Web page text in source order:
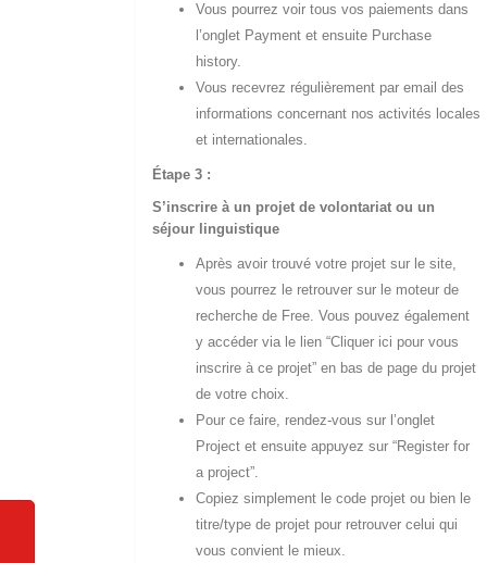
Vous pourrez voir tous vos paiements dans
l’onglet Payment et ensuite Purchase
history.
Vous recevrez régulièrement par email des
informations concernant nos activités locales
et internationales.
Étape 3 :
S’inscrire à un projet de volontariat ou un
séjour linguistique
Après avoir trouvé votre projet sur le site,
vous pourrez le retrouver sur le moteur de
recherche de Free. Vous pouvez également
y accéder via le lien “Cliquer ici pour vous
inscrire à ce projet” en bas de page du projet
de votre choix.
Pour ce faire, rendez-vous sur l’onglet
Project et ensuite appuyez sur “Register for
a project”.
Copiez simplement le code projet ou bien le
titre/type de projet pour retrouver celui qui
vous convient le mieux.